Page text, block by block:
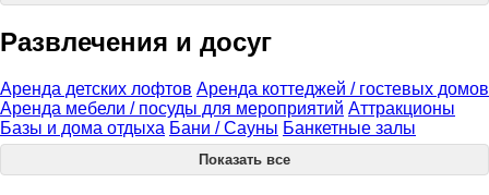
Развлечения и досуг
Аренда детских лофтов Аренда коттеджей / гостевых домов
Аренда мебели / посуды для мероприятий Аттракционы
Базы и дома отдыха Бани / Сауны Банкетные залы
Показать все